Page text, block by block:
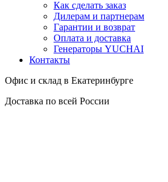
Как сделать заказ
Дилерам и партнерам
Гарантии и возврат
Оплата и доставка
Генераторы YUCHAI
Контакты
Офис и склад в Екатеринбурге
Доставка по всей России